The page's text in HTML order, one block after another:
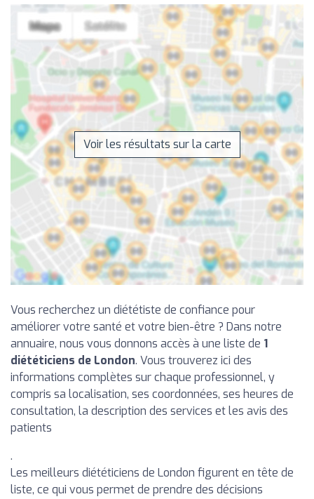
Voir les résultats sur la carte
Vous recherchez un diététiste de confiance pour
améliorer votre santé et votre bien-être ? Dans notre
annuaire, nous vous donnons accès à une liste de 1
diététiciens de London. Vous trouverez ici des
informations complètes sur chaque professionnel, y
compris sa localisation, ses coordonnées, ses heures de
consultation, la description des services et les avis des
patients
.
Les meilleurs diététiciens de London figurent en tête de
liste, ce qui vous permet de prendre des décisions